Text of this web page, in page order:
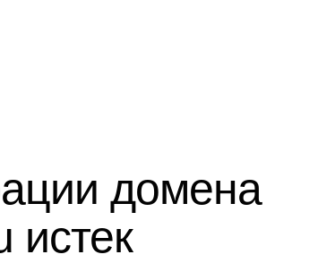
домена
истек